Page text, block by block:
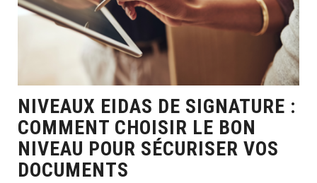
NIVEAUX EIDAS DE SIGNATURE :
COMMENT CHOISIR LE BON
NIVEAU POUR SÉCURISER VOS
DOCUMENTS